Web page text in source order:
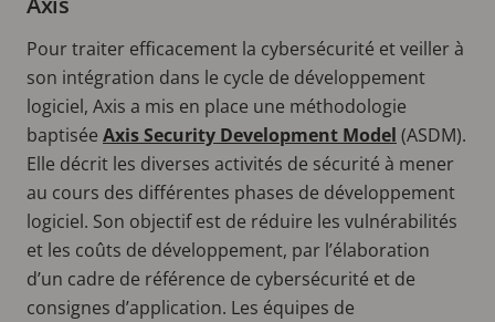
Pour traiter efficacement la cybersécurité et veiller à
son intégration dans le cycle de développement
logiciel, Axis a mis en place une méthodologie
baptisée Axis Security Development Model (ASDM).
Elle décrit les diverses activités de sécurité à mener
au cours des différentes phases de développement
logiciel. Son objectif est de réduire les vulnérabilités
et les coûts de développement, par l’élaboration
d’un cadre de référence de cybersécurité et de
consignes d’application. Les équipes de